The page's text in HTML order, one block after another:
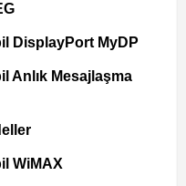
DisplayPort MyDP
Anlık Mesajlaşma
WiMAX